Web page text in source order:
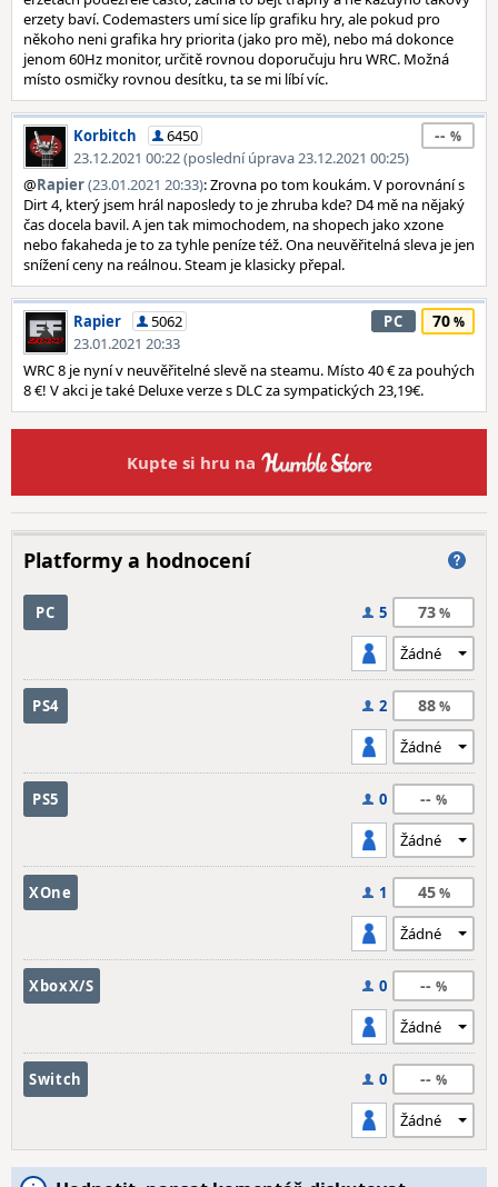
erzety baví. Codemasters umí sice líp grafiku hry, ale pokud pro
někoho neni grafika hry priorita (jako pro mě), nebo má dokonce
jenom 60Hz monitor, určitě rovnou doporučuju hru WRC. Možná
místo osmičky rovnou desítku, ta se mi líbí víc.
Korbitch
6450
23.12.2021 00:22 (poslední úprava 23.12.2021 00:25)
--
@Rapier(23.01.2021 20:33): Zrovna po tom koukám. V porovnání s
Dirt 4, který jsem hrál naposledy to je zhruba kde? D4 mě na nějaký
čas docela bavil. A jen tak mimochodem, na shopech jako xzone
nebo fakaheda je to za tyhle peníze též. Ona neuvěřitelná sleva je jen
snížení ceny na reálnou. Steam je klasicky přepal.
Rapier
5062
23.01.2021 20:33
PC 70
WRC 8 je nyní v neuvěřitelné slevě na steamu. Místo 40 € za pouhých
8 €! V akci je také Deluxe verze s DLC za sympatických 23,19€.
Kupte si hru na
Platformy a hodnocení
PC 5 73
PS4 2 88
PS5 0 --
XOne 1 45
XboxX/S 0 --
Switch 0 --